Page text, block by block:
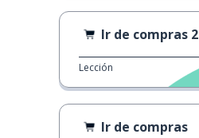
Ir de compras 2
Lección
Ir de compras